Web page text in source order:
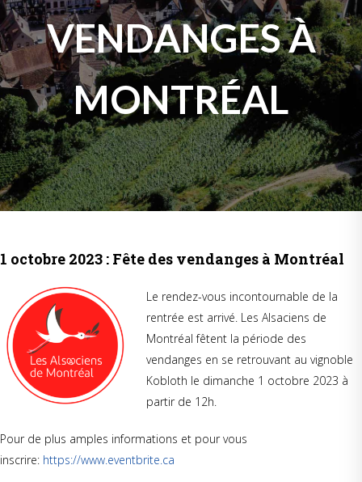
VENDANGES À
MONTRÉAL
1 octobre 2023 : Fête des vendanges à Montréal
Le rendez-vous incontournable de la
rentrée est arrivé. Les Alsaciens de
Montréal fêtent la période des
vendanges en se retrouvant au vignoble
Kobloth le dimanche 1 octobre 2023 à
partir de 12h.
Pour de plus amples informations et pour vous
inscrire: https://www.eventbrite.ca